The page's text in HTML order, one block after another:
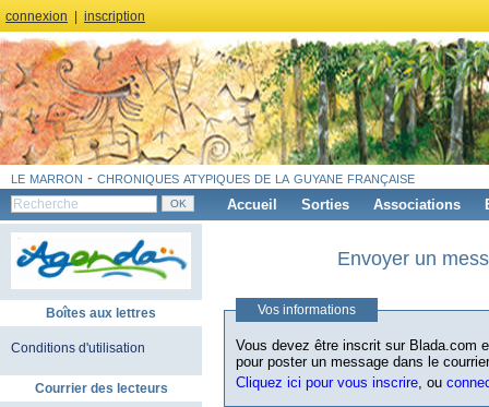
connexion inscription
le marron - chroniques atypiques de la guyane française
Accueil Sorties Associations
Boîtes aux lettres
Conditions d'utilisation
Courrier des lecteurs
Envoyer un
Vos informations
Vous devez être inscrit sur Blada.com
pour poster un message dans le
Cliquez ici pour vous inscrire, ou